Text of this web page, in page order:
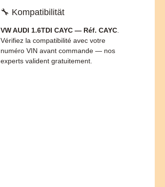
🔧 Kompatibilität
VW AUDI 1.6TDI CAYC — Réf. CAYC
Vérifiez la compatibilité avec votre
numéro VIN avant commande — nos
experts valident gratuitement.